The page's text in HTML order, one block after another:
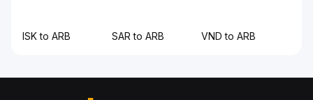
ISK to ARB SAR to ARB VND to ARB